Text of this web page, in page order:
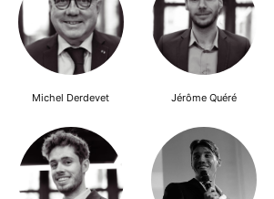
Michel Derdevet Jérôme Quéré